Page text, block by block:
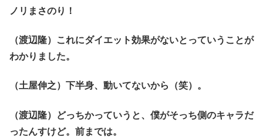
ノリまさのり！
（渡辺隆）これにダイエット効果がないとっていうことが
わかりました。
（土屋伸之）下半身、動いてないから（笑）。
（渡辺隆）どっちかっていうと、僕がそっち側のキャラだ
ったんすけど。前までは。